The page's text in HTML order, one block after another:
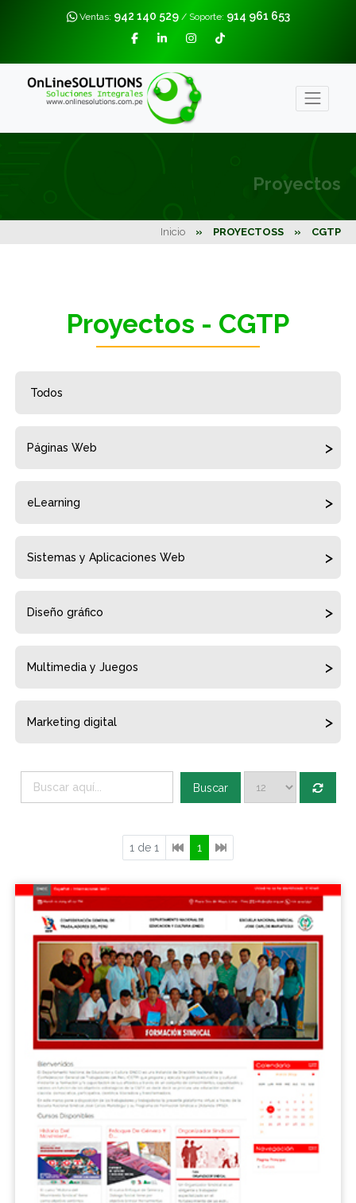
Ventas: 942 140 529/ Soporte: 914 961 653
Proyectos
Inicio » PROYECTOSS » CGTP
Proyectos - CGTP
Todos
Páginas Web
eLearning
Sistemas y Aplicaciones Web
Diseño gráfico
Multimedia y Juegos
Marketing digital
Buscar
1 de 1 1